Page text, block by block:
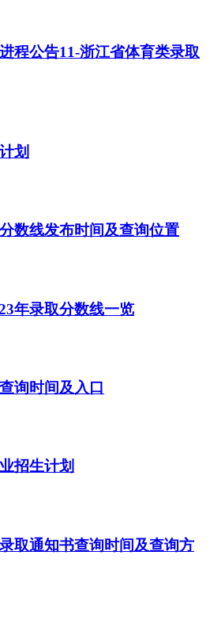
程公告11-浙江省体育类录取
划
数线发布时间及查询位置
年录取分数线一览
询时间及入口
招生计划
取通知书查询时间及查询方